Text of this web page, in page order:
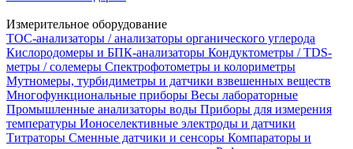
Измерительное оборудование
TOC-анализаторы / анализаторы органического углерода
Кислородомеры и БПК-анализаторы Кондуктометры / TDS-
метры / солемеры Спектрофотометры и колориметры
Мутномеры, турбидиметры и датчики взвешенных веществ
Многофункциональные приборы Весы лабораторные
Промышленные анализаторы воды Приборы для измерения
температуры Ионоселективные электроды и датчики
Титраторы Сменные датчики и сенсоры Компараторы и